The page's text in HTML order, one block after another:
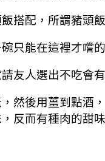
搭配，所謂豬頭
只能在這裡才嚐
友人選出不吃會
然後用薑到點酒
反而有種肉的甜